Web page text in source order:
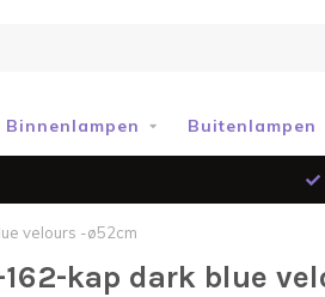
Binnenlampen Buitenlampen
velours -ø52cm
kap dark blue